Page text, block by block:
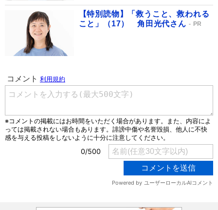
【特別読物】「救うこと、救われる
こと」（17） 角田光代さん
PR